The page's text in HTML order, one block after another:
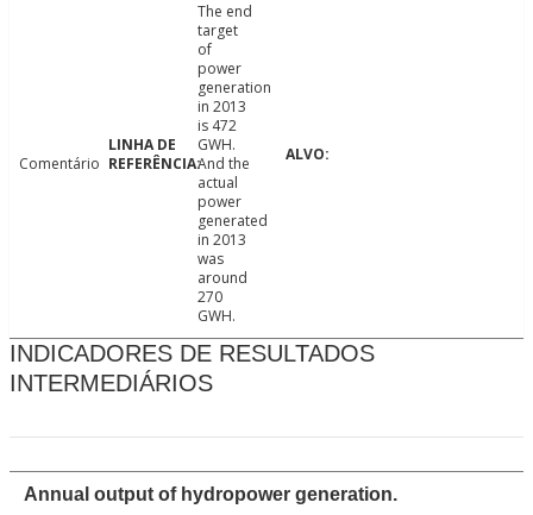
Comentário
The end
target
of
power
generation
in 2013
is 472
GWH.
And the
actual
power
generated
in 2013
was
around
270
GWH.
INDICADORES DE RESULTADOS
INTERMEDIÁRIOS
Annual output of hydropower generation.